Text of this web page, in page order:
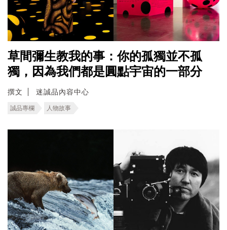
草間彌生教我的事：你的孤獨並不孤
獨，因為我們都是圓點宇宙的一部分
撰文 迷誠品內容中心
誠品專欄 人物故事